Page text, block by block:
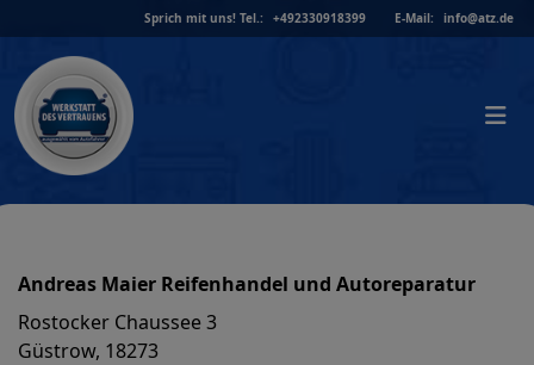
to
content
Sprich mit uns! Tel.: +492330918399 E-Mail: info@atz.de
Andreas Maier Reifenhandel und Autoreparatur
Rostocker Chaussee 3
Güstrow, 18273